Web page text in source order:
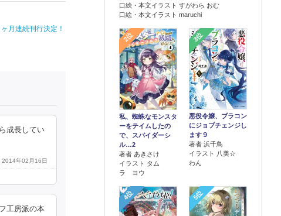
月連続刊行決定！
成長してい
2014年02月16日
工房派の本
口絵・本文イラスト すがわら おむ
口絵・本文イラスト maruchi
2位
私、蜘蛛なモンスタ
ーをテイムしたの
で、スパイダーシ
ル…2
著者 あきさけ
イラスト タム
ラ ヨウ
3位
悪役令嬢、ブラコン
にジョブチェンジし
ます９
著者 浜千鳥
イラスト 八美☆
わん
4位 5位